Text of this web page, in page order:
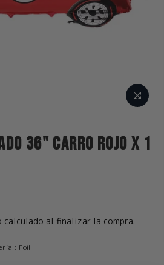
36" Carro Rojo x 1
calculado al finalizar la compra.
Foil